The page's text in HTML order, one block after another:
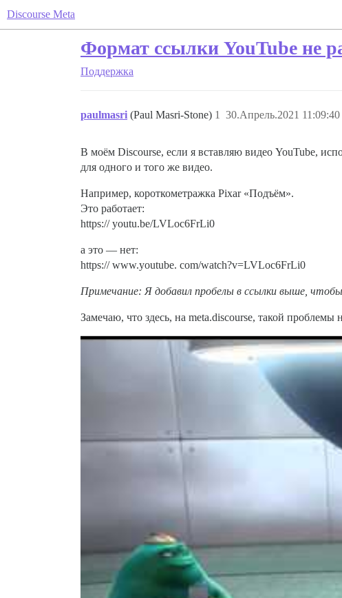
Discourse Meta
Формат ссылки YouTube не
Поддержка
paulmasri (Paul Masri-Stone) 30.Апрель.2021 11:09:40
1
В моём Discourse, если я вставляю видео YouTube,
для одного и того же видео.
Например, короткометражка Pixar «Подъём».
Это работает:
https:// youtu.be/LVLoc6FrLi0
а это — нет:
https:// www.youtube. com/watch?v=LVLoc6FrLi0
Примечание: Я добавил пробелы в ссылки выше, чтобы
Замечаю, что здесь, на meta.discourse, такой проблемы